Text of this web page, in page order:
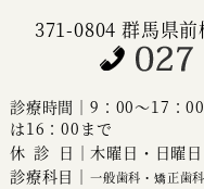
371-0804 群馬県
診療時間｜9：00～17：
は16：00まで
休診 日｜木曜日・日曜
診療科目｜ 一般歯科・矯正歯